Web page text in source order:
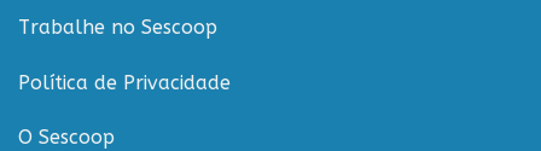
Trabalhe no Sescoop
Política de Privacidade
O Sescoop